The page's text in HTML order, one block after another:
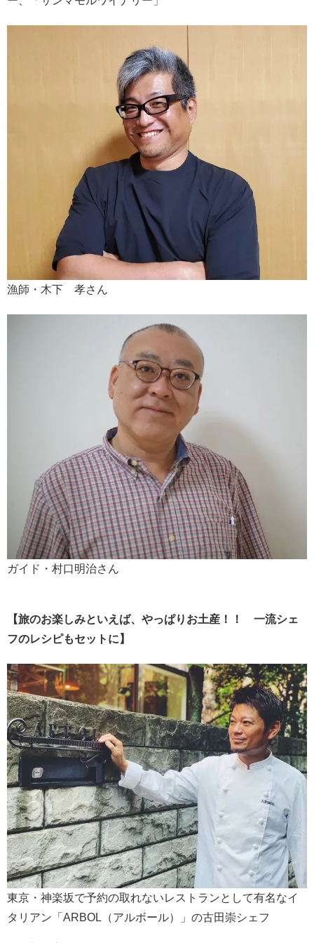
漁師・木下 孝さん
ガイド・村口明治さん
【旅のお楽しみといえば、やっぱりお土産！！ 一流シェ
フのレシピもセットに】
東京・神楽坂で予約の取れないレストランとして有名なイ
タリアン「ARBOL（アルボール）」の古田崇シェフ